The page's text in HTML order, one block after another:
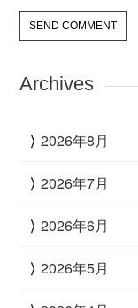
Archives
2026年8月
2026年7月
2026年6月
2026年5月